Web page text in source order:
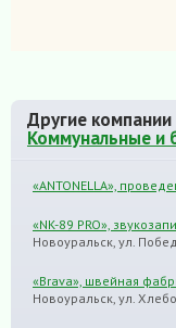
Другие
Коммунальные и
«ANTONELLA»,
«NK-89 PRO»,
Новоуральск, ул.
«Brava», швейная
Новоуральск, ул.